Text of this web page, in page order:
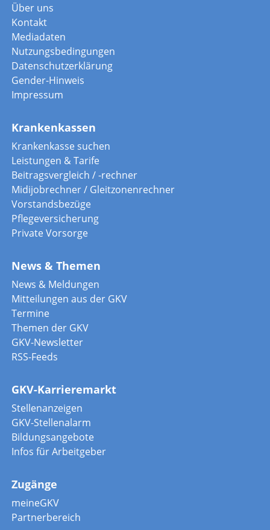
Über uns
Kontakt
Mediadaten
Nutzungsbedingungen
Datenschutzerklärung
Gender-Hinweis
Impressum
Krankenkassen
Krankenkasse suchen
Leistungen & Tarife
Beitragsvergleich / -rechner
Midijobrechner / Gleitzonenrechner
Vorstandsbezüge
Pflegeversicherung
Private Vorsorge
News & Themen
News & Meldungen
Mitteilungen aus der GKV
Termine
Themen der GKV
GKV-Newsletter
RSS-Feeds
GKV-Karrieremarkt
Stellenanzeigen
GKV-Stellenalarm
Bildungsangebote
Infos für Arbeitgeber
Zugänge
meineGKV
Partnerbereich